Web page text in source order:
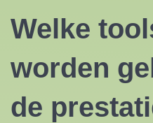
Welke
worden
de